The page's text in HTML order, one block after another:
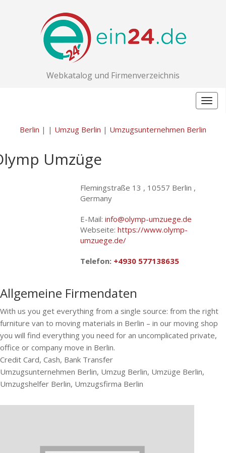
Webkatalog und Firmenverzeichnis
Berlin | | Umzug Berlin | Umzugsunternehmen Berlin
Umzüge
Flemingstraße 13 , 10557 Berlin ,
Germany
E-Mail:info@olymp-umzuege.de
Webseite:https://www.olymp-
umzuege.de/
Telefon: +4930 577138635
Allgemeine Firmendaten
With us you get everything from a single source: from the right
furniture van to moving materials in Berlin – in our moving shop
you will find everything you need for an uncomplicated private,
office or company move in Berlin.
Credit Card, Cash, Bank Transfer
Umzugsunternehmen Berlin, Umzug Berlin, Umzüge Berlin,
Umzugshelfer Berlin, Umzugsfirma Berlin